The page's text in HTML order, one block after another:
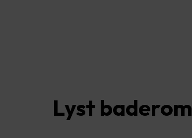
Lyst baderom